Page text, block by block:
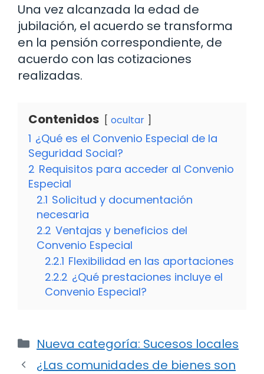
Una vez alcanzada la edad de
jubilación, el acuerdo se transforma
en la pensión correspondiente, de
acuerdo con las cotizaciones
realizadas.
Contenidos ocultar
1 ¿Qué es el Convenio Especial de la
Seguridad Social?
2 Requisitos para acceder al Convenio
Especial
2.1 Solicitud y documentación
necesaria
2.2 Ventajas y beneficios del
Convenio Especial
2.2.1 Flexibilidad en las aportaciones
2.2.2 ¿Qué prestaciones incluye el
Convenio Especial?
Categorías
Nueva categoría: Sucesos locales
¿Las comunidades de bienes son